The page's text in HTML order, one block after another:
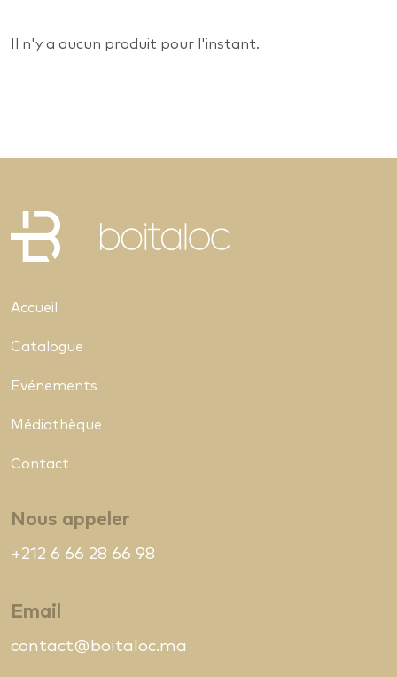
Il n'y a aucun produit pour l'instant.
Accueil
Catalogue
Evénements
Médiathèque
Contact
Nous appeler
+212 6 66 28 66 98
Email
contact@boitaloc.ma